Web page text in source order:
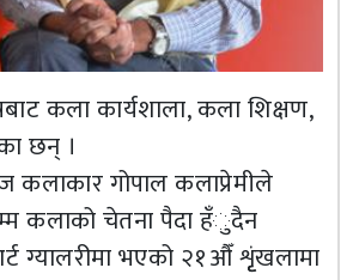
कला कार्यशाला, कला शिक्षण,
छन् ।
कलाकार गोपाल कलाप्रेमीले
कलाको चेतना पैदा हँुदैन
ग्यालरीमा भएको २१औँ शृृंखलामा